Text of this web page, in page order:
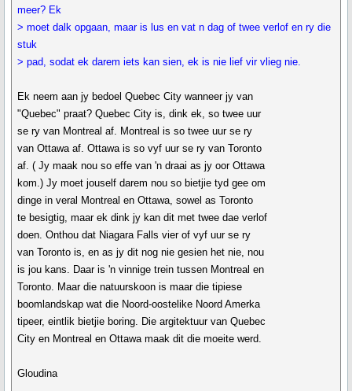
meer? Ek
> moet dalk opgaan, maar is lus en vat n dag of twee verlof en ry die
stuk
> pad, sodat ek darem iets kan sien, ek is nie lief vir vlieg nie.
Ek neem aan jy bedoel Quebec City wanneer jy van
"Quebec" praat? Quebec City is, dink ek, so twee uur
se ry van Montreal af. Montreal is so twee uur se ry
van Ottawa af. Ottawa is so vyf uur se ry van Toronto
af. ( Jy maak nou so effe van 'n draai as jy oor Ottawa
kom.) Jy moet jouself darem nou so bietjie tyd gee om
dinge in veral Montreal en Ottawa, sowel as Toronto
te besigtig, maar ek dink jy kan dit met twee dae verlof
doen. Onthou dat Niagara Falls vier of vyf uur se ry
van Toronto is, en as jy dit nog nie gesien het nie, nou
is jou kans. Daar is 'n vinnige trein tussen Montreal en
Toronto. Maar die natuurskoon is maar die tipiese
boomlandskap wat die Noord-oostelike Noord Amerka
tipeer, eintlik bietjie boring. Die argitektuur van Quebec
City en Montreal en Ottawa maak dit die moeite werd.
Gloudina